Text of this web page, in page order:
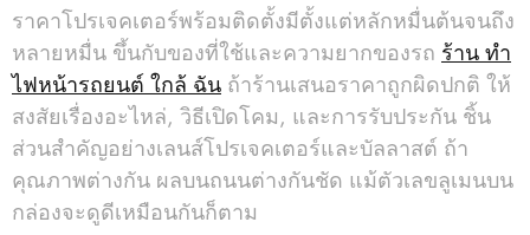
ราคาโปรเจคเตอร์พร้อมติดตั้งมีตั้งแต่หลักหมื่นต้นจนถึง
หลายหมื่น ขึ้นกับของที่ใช้และความยากของรถ ร้าน ทํา
ไฟหน้ารถยนต์ ใกล้ ฉัน ถ้าร้านเสนอราคาถูกผิดปกติ ให้
สงสัยเรื่องอะไหล่, วิธีเปิดโคม, และการรับประกัน ชิ้น
ส่วนสำคัญอย่างเลนส์โปรเจคเตอร์และบัลลาสต์ ถ้า
คุณภาพต่างกัน ผลบนถนนต่างกันชัด แม้ตัวเลขลูเมนบน
กล่องจะดูดีเหมือนกันก็ตาม